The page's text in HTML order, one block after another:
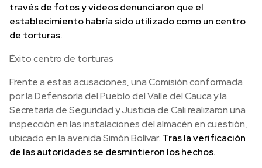
través de fotos y videos denunciaron que el
establecimiento habría sido utilizado como un centro
de torturas.
Éxito centro de torturas
Frente a estas acusaciones, una Comisión conformada
por la Defensoría del Pueblo del Valle del Cauca y la
Secretaría de Seguridad y Justicia de Cali realizaron una
inspección en las instalaciones del almacén en cuestión,
ubicado en la avenida Simón Bolívar. Tras la verificación
de las autoridades se desmintieron los hechos.